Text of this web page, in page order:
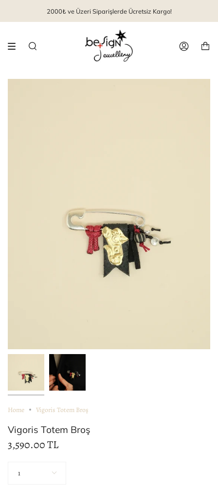
2000₺ ve Üzeri Siparişlerde Ücretsiz Kargo!
Arama Hesap
Home Vigoris Totem Broş
Vigoris Totem Broş
3,590.00 TL
1